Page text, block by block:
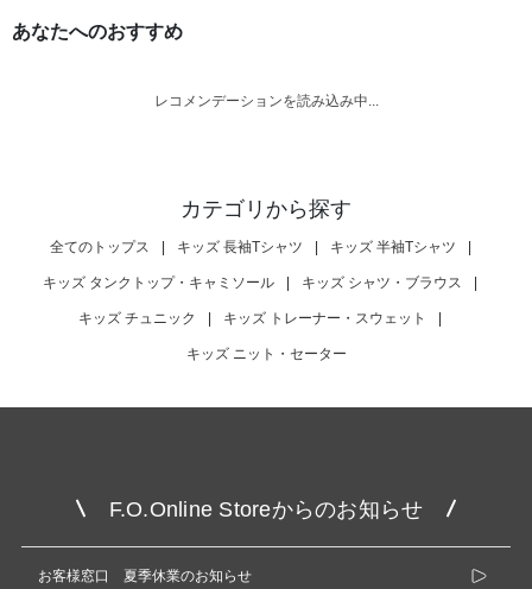
あなたへのおすすめ
レコメンデーションを読み込み中...
カテゴリから探す
全てのトップス キッズ 長袖Tシャツ キッズ 半袖Tシャツ
キッズ タンクトップ・キャミソール キッズ シャツ・ブラウス
キッズ チュニック キッズ トレーナー・スウェット
キッズ ニット・セーター
F.O.Online Storeからのお知らせ
お客様窓口 夏季休業のお知らせ